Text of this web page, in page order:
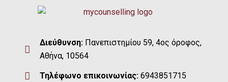
Διεύθυνση:Πανεπιστημίου 59, 4ος όροφος,
Αθήνα, 10564
Τηλέφωνο επικοινωνίας:6943851715